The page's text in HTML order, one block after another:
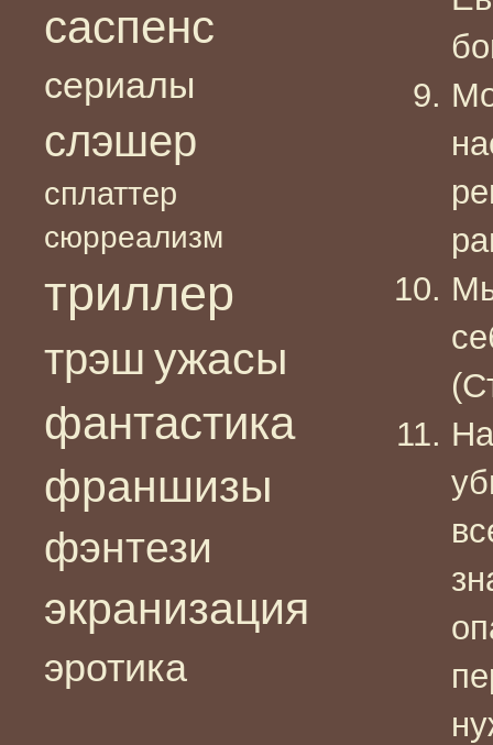
саспенс
сериалы
слэшер
сплаттер
сюрреализм
триллер
трэш ужасы
фантастика
франшизы
фэнтези
экранизация
эротика